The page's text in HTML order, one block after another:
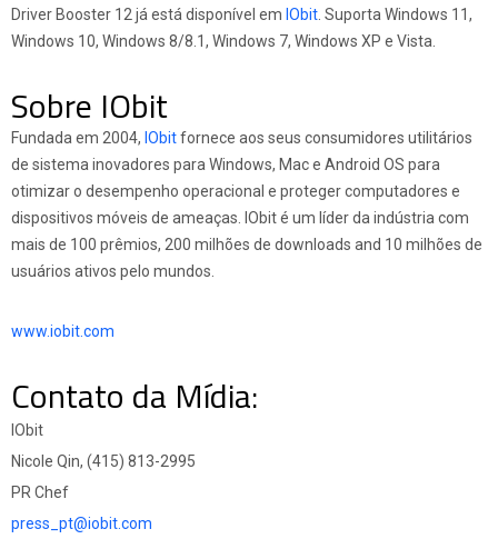
Driver Booster 12 já está disponível em IObit . Suporta Windows 11,
Windows 10, Windows 8/8.1, Windows 7, Windows XP e Vista.
Sobre IObit
Fundada em 2004, IObitfornece aos seus consumidores utilitários
de sistema inovadores para Windows, Mac e Android OS para
otimizar o desempenho operacional e proteger computadores e
dispositivos móveis de ameaças. IObit é um líder da indústria com
mais de 100 prêmios, 200 milhões de downloads and 10 milhões de
usuários ativos pelo mundos.
www.iobit.com
Contato da Mídia:
IObit
Nicole Qin, (415) 813-2995
PR Chef
press_pt@iobit.com